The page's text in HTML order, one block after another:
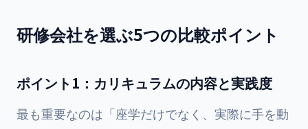
研修会社を選ぶ5つの比較ポイント
ポイント1：カリキュラムの内容と実践度
最も重要なのは「座学だけでなく、実際に手を動